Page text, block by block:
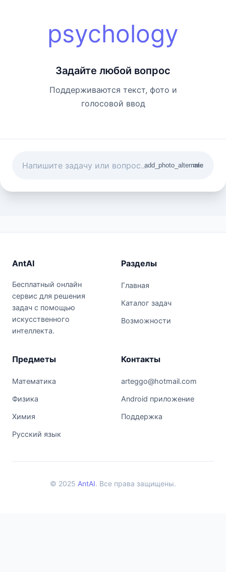
psychology
Задайте любой вопрос
Поддерживаются текст, фото и
голосовой ввод
add_photo_alternate
mic
AntAI
Бесплатный онлайн
сервис для решения
задач с помощью
искусственного
интеллекта.
Разделы
Главная
Каталог задач
Возможности
Предметы
Математика
Физика
Химия
Русский язык
Контакты
arteggo@hotmail.com
Android приложение
Поддержка
© 2025 AntAI. Все права защищены.